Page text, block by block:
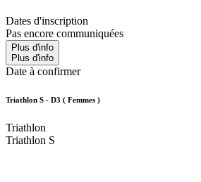
Dates d'inscription
Pas encore communiquées
Plus d'info
Plus d'info
Date à confirmer
Triathlon S - D3 ( Femmes )
Triathlon
Triathlon S